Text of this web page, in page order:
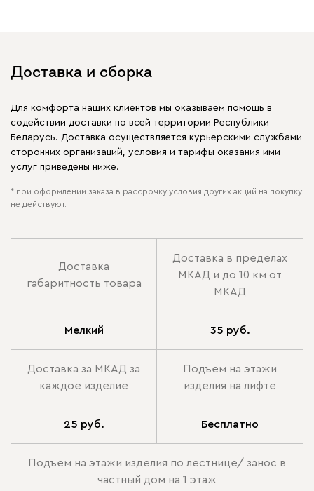
Доставка и сборка
Для комфорта наших клиентов мы оказываем помощь в
содействии доставки по всей территории Республики
Беларусь. Доставка осуществляется курьерскими службами
сторонних организаций, условия и тарифы оказания ими
услуг приведены ниже.
* при оформлении заказа в рассрочку условия других акций на покупку
не действуют.
Доставка
габаритность товара
Доставка в пределах
МКАД и до 10 км от
МКАД
Мелкий 35 руб.
Доставка за МКАД за
каждое изделие
Подъем на этажи
изделия на лифте
25 руб. Бесплатно
Подъем на этажи изделия по лестнице/ занос в
частный дом на 1 этаж